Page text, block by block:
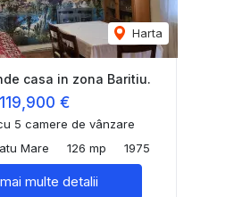
Harta
casa in zona Baritiu.
119,900 €
5 camere de vânzare
Mare
126 mp 1975
multe detalii